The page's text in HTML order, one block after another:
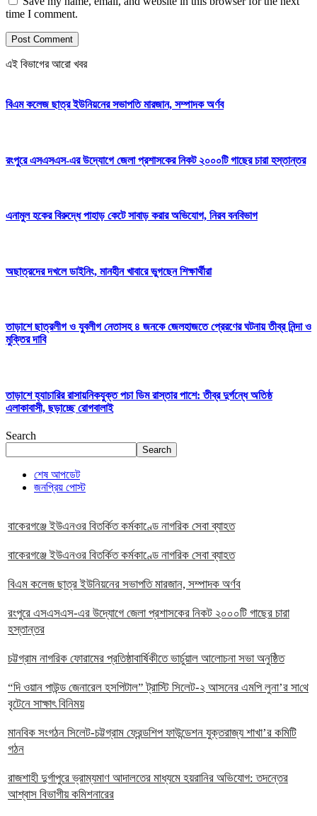
time I comment.
এই বিভাগের আরো খবর
বিএম কলেজ ছাত্র ইউনিয়নের সভাপতি মারজান, সম্পাদক অর্ণব
রংপুরে এসএসএস-এর উদ্যোগে জেলা প্রশাসকের নিকট ২০০০টি গাছের চারা হস্তান্তর
এনামুল হকের বিরুদ্ধে পাহাড় কেটে সাবাড় করার অভিযোগ, নিরব বনবিভাগ
অছাত্রদের দখলে ডাইনিং, মানহীন খাবারে ভুগছেন শিক্ষার্থীরা
তাড়াশে ছাত্রলীগ ও যুবলীগ নেতাসহ ৪ জনকে জেলহাজতে প্রেরণের ঘটনায় তীব্র নিন্দা ও
মুক্তির দাবি
তাড়াশে হ্যাচারির রাসায়নিকযুক্ত পচা ডিম রাস্তার পাশে: তীব্র দুর্গন্ধে অতিষ্ঠ
এলাকাবাসী, ছড়াচ্ছে রোগবালাই
Search
Search
শেষ আপডেট
জনপ্রিয় পোস্ট
বাকেরগঞ্জে ইউএনওর বিতর্কিত কর্মকাণ্ডে নাগরিক সেবা ব্যাহত
বাকেরগঞ্জে ইউএনওর বিতর্কিত কর্মকাণ্ডে নাগরিক সেবা ব্যাহত
বিএম কলেজ ছাত্র ইউনিয়নের সভাপতি মারজান, সম্পাদক অর্ণব
রংপুরে এসএসএস-এর উদ্যোগে জেলা প্রশাসকের নিকট ২০০০টি গাছের চারা
হস্তান্তর
চট্টগ্রাম নাগরিক ফোরামের প্রতিষ্ঠাবার্ষিকীতে ভার্চুয়াল আলোচনা সভা অনুষ্ঠিত
“দি ওয়ান পাউন্ড জেনারেল হসপিটাল” ট্রাস্টি সিলেট-২ আসনের এমপি লুনা’র সা‌থে
বৃটেনে সাক্ষাৎ বিনিময়
মানবিক সংগঠন সিলেট-চট্টগ্রাম ফ্রেন্ডশিপ ফাউন্ডেশন যুক্তরাজ্য শাখা’র কমিটি
গঠন
রাজশাহী দুর্গাপুরে ভ্রাম্যমাণ আদালতের মাধ্যমে হয়রানির অভিযোগ: তদন্তের
আশ্বাস বিভাগীয় কমিশনারের